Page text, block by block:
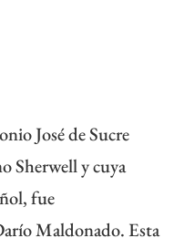
José de Sucre
Sherwell y cuya
fue
Maldonado. Esta